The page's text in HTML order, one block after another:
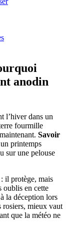
anodin
l’hiver dans un
fourmille
Savoir
printemps
sur une pelouse
il protège, mais
oublis en cette
la déception lors
rosiers, mieux vaut
que la météo ne